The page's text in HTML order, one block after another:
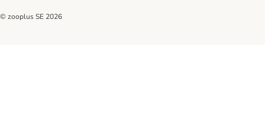
© zooplus SE 2026